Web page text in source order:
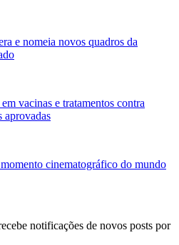
e nomeia novos quadros da
vacinas e tratamentos contra
aprovadas
cinematográfico do mundo
notificações de novos posts por